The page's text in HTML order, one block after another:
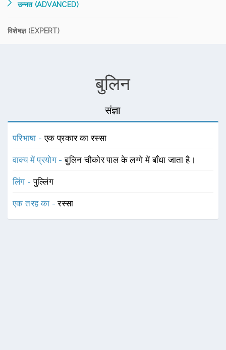
उन्नत (ADVANCED)
विशेषज्ञ (EXPERT)
बुलिन
संज्ञा
परिभाषा -एक प्रकार का रस्सा
वाक्य में प्रयोग -बुलिन चौकोर पाल के लग्गे में बाँधा जाता है।
लिंग -पुल्लिंग
एक तरह का -रस्सा